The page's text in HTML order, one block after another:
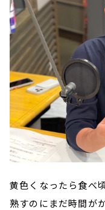
黄色くなったら食べ頃
熟すのにまだ時間が